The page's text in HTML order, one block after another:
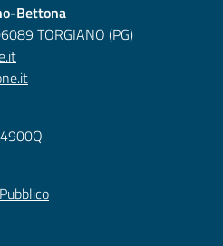
Bettona
TORGIANO (PG)